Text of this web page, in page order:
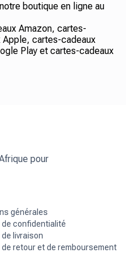
boutique en ligne au
Amazon, cartes-
cartes-cadeaux
Play et cartes-cadeaux
pour
générales
de confidentialité
de livraison
de retour et de remboursement